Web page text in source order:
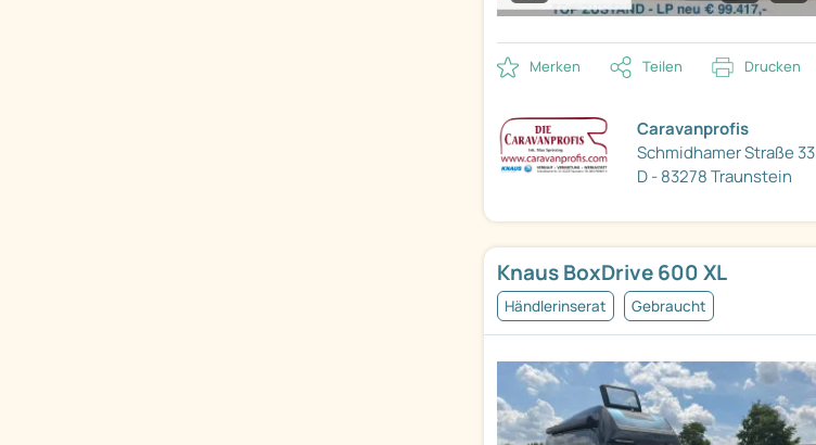
Merken Teilen Drucken
Caravanprofis
Schmidhamer Straße 33
D - 83278 Traunstein
Knaus BoxDrive 600 XL
Händlerinserat Gebraucht